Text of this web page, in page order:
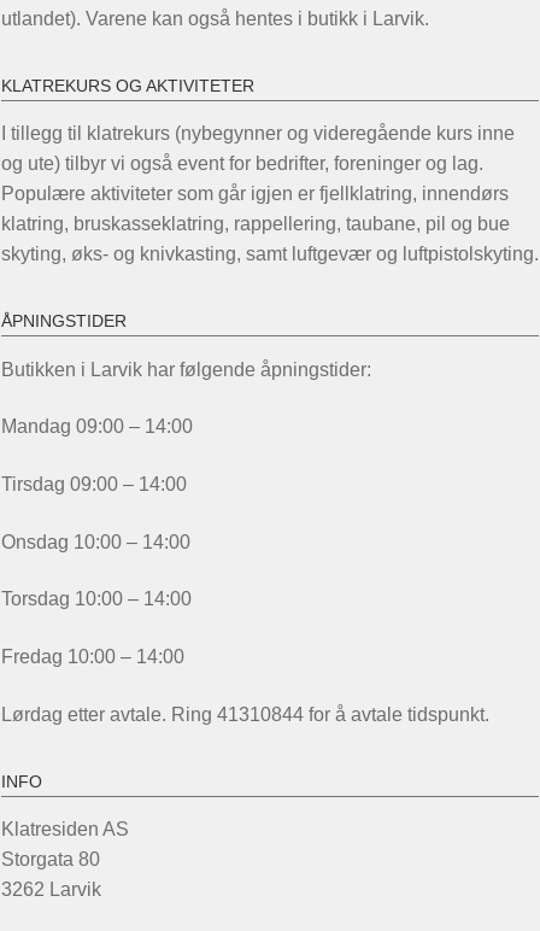
utlandet). Varene kan også hentes i butikk i Larvik.
KLATREKURS OG AKTIVITETER
I tillegg til klatrekurs (nybegynner og videregående kurs inne
og ute) tilbyr vi også event for bedrifter, foreninger og lag.
Populære aktiviteter som går igjen er fjellklatring, innendørs
klatring, bruskasseklatring, rappellering, taubane, pil og bue
skyting, øks- og knivkasting, samt luftgevær og luftpistolskyting.
ÅPNINGSTIDER
Butikken i Larvik har følgende åpningstider:
Mandag 09:00 – 14:00
Tirsdag 09:00 – 14:00
Onsdag 10:00 – 14:00
Torsdag 10:00 – 14:00
Fredag 10:00 – 14:00
Lørdag etter avtale. Ring 41310844 for å avtale tidspunkt.
INFO
Klatresiden AS
Storgata 80
3262 Larvik